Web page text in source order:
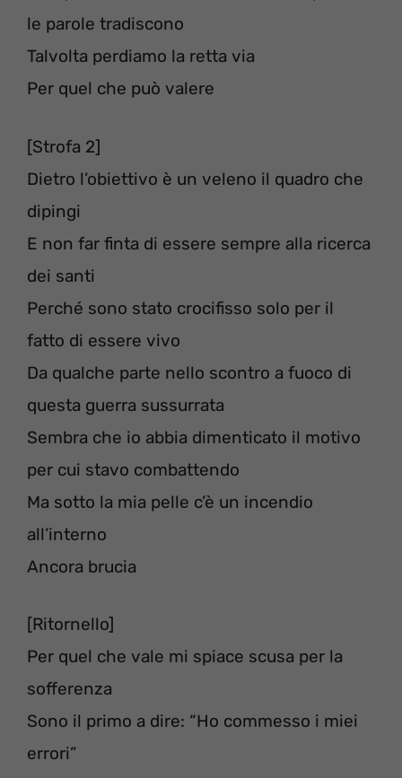
le parole tradiscono
Talvolta perdiamo la retta via
Per quel che può valere
[Strofa 2]
Dietro l’obiettivo è un veleno il quadro che
dipingi
E non far finta di essere sempre alla ricerca
dei santi
Perché sono stato crocifisso solo per il
fatto di essere vivo
Da qualche parte nello scontro a fuoco di
questa guerra sussurrata
Sembra che io abbia dimenticato il motivo
per cui stavo combattendo
Ma sotto la mia pelle c’è un incendio
all’interno
Ancora brucia
[Ritornello]
Per quel che vale mi spiace scusa per la
sofferenza
Sono il primo a dire: “Ho commesso i miei
errori”